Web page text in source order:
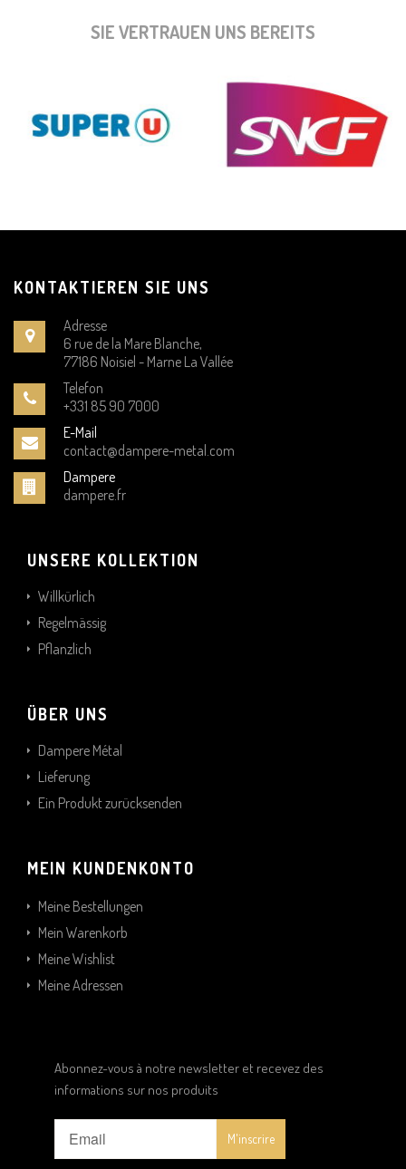
SIE VERTRAUEN UNS BEREITS
KONTAKTIEREN SIE UNS
Adresse
6 rue de la Mare Blanche,
77186 Noisiel - Marne La Vallée
Telefon
+331 85 90 7000
E-Mail
contact@dampere-metal.com
Dampere
dampere.fr
UNSERE KOLLEKTION
Willkürlich
Regelmässig
Pflanzlich
ÜBER UNS
Dampere Métal
Lieferung
Ein Produkt zurücksenden
MEIN KUNDENKONTO
Meine Bestellungen
Mein Warenkorb
Meine Wishlist
Meine Adressen
Abonnez-vous à notre newsletter et recevez des
informations sur nos produits